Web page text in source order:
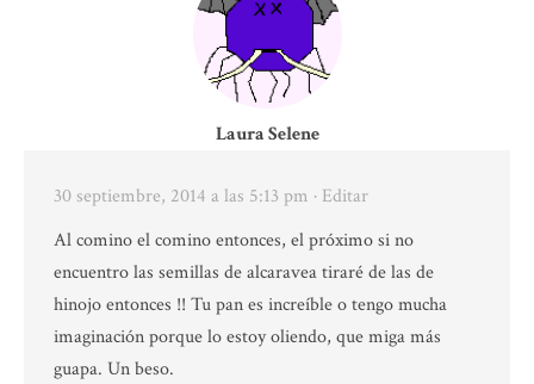
Laura Selene
30 septiembre, 2014 a las 5:13 pm · Editar
Al comino el comino entonces, el próximo si no
encuentro las semillas de alcaravea tiraré de las de
hinojo entonces !! Tu pan es increíble o tengo mucha
imaginación porque lo estoy oliendo, que miga más
guapa. Un beso.